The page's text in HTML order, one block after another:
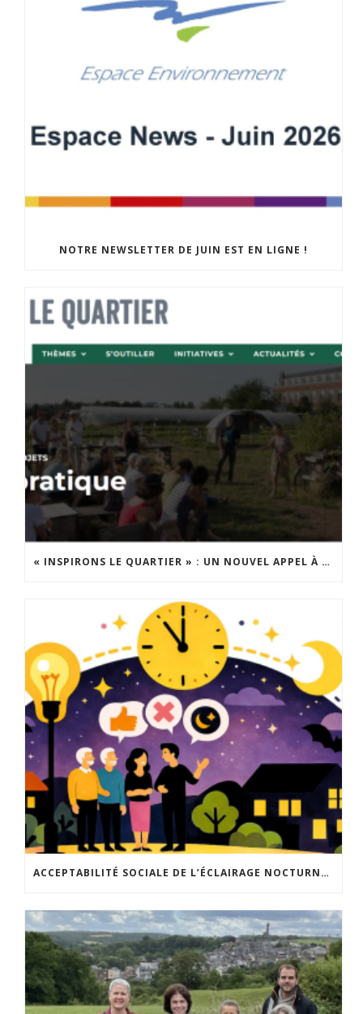
NOTRE NEWSLETTER DE JUIN EST EN LIGNE !
« INSPIRONS LE QUARTIER » : UN NOUVEL APPEL À PROJETS EST LANCÉ !
ACCEPTABILITÉ SOCIALE DE L’ÉCLAIRAGE NOCTURNE : LE REPLAY EST DISPONIBLE